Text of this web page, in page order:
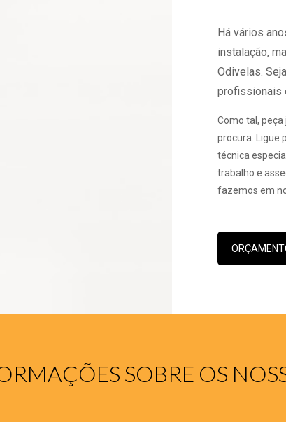
Há vários
instalação,
Odivelas.
profissionais
Como tal,
procura. Ligue
técnica
trabalho e
fazemos em
SOBRE OS